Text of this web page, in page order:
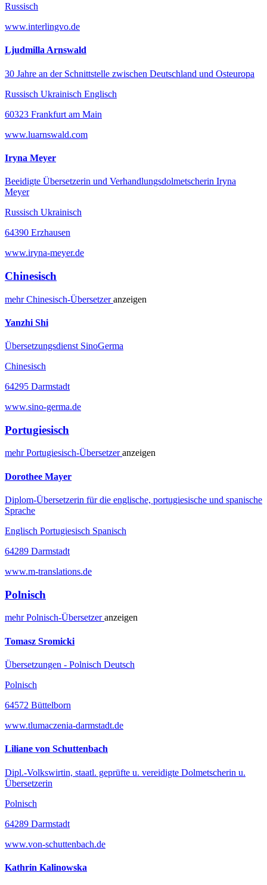
Russisch
www.interlingvo.de
Ljudmilla Arnswald
30 Jahre an der Schnittstelle zwischen Deutschland und Osteuropa
Russisch Ukrainisch Englisch
60323 Frankfurt am Main
www.luarnswald.com
Iryna Meyer
Beeidigte Übersetzerin und Verhandlungsdolmetscherin Iryna
Meyer
Russisch Ukrainisch
64390 Erzhausen
www.iryna-meyer.de
Chinesisch
mehrChinesisch-Übersetzeranzeigen
Yanzhi Shi
Übersetzungsdienst SinoGerma
Chinesisch
64295 Darmstadt
www.sino-germa.de
Portugiesisch
mehrPortugiesisch-Übersetzeranzeigen
Dorothee Mayer
Diplom-Übersetzerin für die englische, portugiesische und spanische
Sprache
Englisch Portugiesisch Spanisch
64289 Darmstadt
www.m-translations.de
Polnisch
mehrPolnisch-Übersetzeranzeigen
Tomasz Sromicki
Übersetzungen - Polnisch Deutsch
Polnisch
64572 Büttelborn
www.tlumaczenia-darmstadt.de
Liliane von Schuttenbach
Dipl.-Volkswirtin, staatl. geprüfte u. vereidigte Dolmetscherin u.
Übersetzerin
Polnisch
64289 Darmstadt
www.von-schuttenbach.de
Kathrin Kalinowska